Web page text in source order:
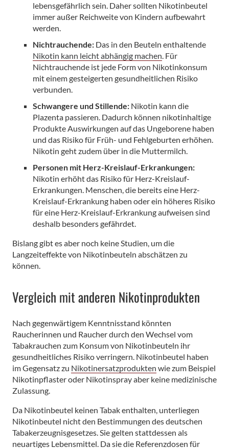
lebensgefährlich sein. Daher sollten Nikotinbeutel
immer außer Reichweite von Kindern aufbewahrt
werden.
Nichtrauchende: Das in den Beuteln enthaltende
Nikotin kann leicht abhängig machen. Für
Nichtrauchende ist jede Form von Nikotinkonsum
mit einem gesteigerten gesundheitlichen Risiko
verbunden.
Schwangere und Stillende: Nikotin kann die
Plazenta passieren. Dadurch können nikotinhaltige
Produkte Auswirkungen auf das Ungeborene haben
und das Risiko für Früh- und Fehlgeburten erhöhen.
Nikotin geht zudem über in die Muttermilch.
Personen mit Herz-Kreislauf-Erkrankungen:
Nikotin erhöht das Risiko für Herz-Kreislauf-
Erkrankungen. Menschen, die bereits eine Herz-
Kreislauf-Erkrankung haben oder ein höheres Risiko
für eine Herz-Kreislauf-Erkrankung aufweisen sind
deshalb besonders gefährdet.
Bislang gibt es aber noch keine Studien, um die
Langzeiteffekte von Nikotinbeuteln abschätzen zu
können.
Vergleich mit anderen Nikotinprodukten
Nach gegenwärtigem Kenntnisstand könnten
Raucherinnen und Raucher durch den Wechsel vom
Tabakrauchen zum Konsum von Nikotinbeuteln ihr
gesundheitliches Risiko verringern. Nikotinbeutel haben
im Gegensatz zu Nikotinersatzprodukten wie zum Beispiel
Nikotinpflaster oder Nikotinspray aber keine medizinische
Zulassung.
Da Nikotinbeutel keinen Tabak enthalten, unterliegen
Nikotinbeutel nicht den Bestimmungen des deutschen
Tabakerzeugnisgesetzes. Sie gelten stattdessen als
neuartiges Lebensmittel. Da sie die Referenzdosen für